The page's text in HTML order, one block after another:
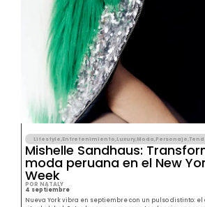
Lifestyle,Entretenimiento,Luxury,Moda,Personaje,
Mishelle Sandhaus:
moda peruana en el New
Week
POR NATALY
4 septiembre
Nueva York vibra en septiembre con un pulso distinto: